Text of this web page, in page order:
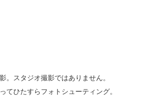
。スタジオ撮影ではありません。
てひたすらフォトシューティング。